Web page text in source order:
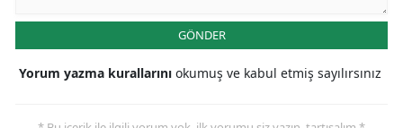
GÖNDER
Yorum yazma kurallarını okumuş ve kabul etmiş sayılırsınız